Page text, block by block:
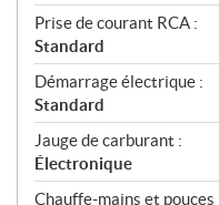
Prise de courant RCA :
Standard
Démarrage électrique :
Standard
Jauge de carburant :
Électronique
Chauffe-mains et pouces